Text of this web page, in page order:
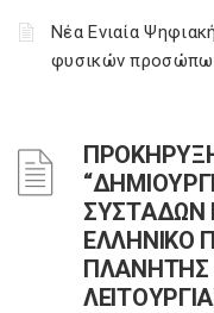
Νέα Ενιαία
φυσικών
ΣΥΣΤΑΔΩΝ
ΕΛΛΗΝΙΚΟ
ΠΛΑΝΗΤΗΣ